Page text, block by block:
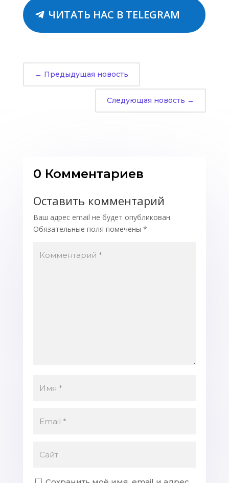
ЧИТАТЬ НАС В TELEGRAM
← Предыдущая новость
Следующая новость →
0 Комментариев
Оставить комментарий
Ваш адрес email не будет опубликован.
Обязательные поля помечены *